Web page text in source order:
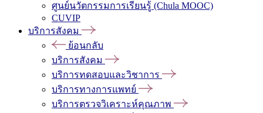
ศูนย์นวัตกรรมการเรียนรู้ (Chula MOOC)
CUVIP
บริการสังคม
ย้อนกลับ
บริการสังคม
บริการทดสอบและวิชาการ
บริการทางการแพทย์
บริการตรวจวิเคราะห์คุณภาพ